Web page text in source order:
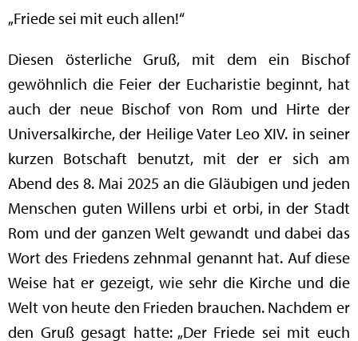
„Friede sei mit euch allen!“
Diesen österliche Gruß, mit dem ein Bischof
gewöhnlich die Feier der Eucharistie beginnt, hat
auch der neue Bischof von Rom und Hirte der
Universalkirche, der Heilige Vater Leo XIV. in seiner
kurzen Botschaft benutzt, mit der er sich am
Abend des 8. Mai 2025 an die Gläubigen und jeden
Menschen guten Willens urbi et orbi, in der Stadt
Rom und der ganzen Welt gewandt und dabei das
Wort des Friedens zehnmal genannt hat. Auf diese
Weise hat er gezeigt, wie sehr die Kirche und die
Welt von heute den Frieden brauchen. Nachdem er
den Gruß gesagt hatte: „Der Friede sei mit euch